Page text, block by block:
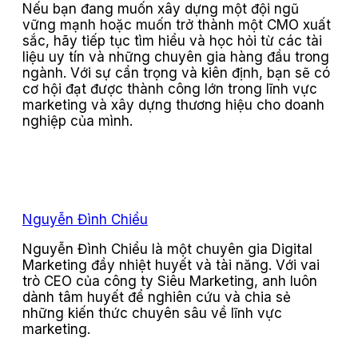
Nếu bạn đang muốn xây dựng một đội ngũ
vững mạnh hoặc muốn trở thành một CMO xuất
sắc, hãy tiếp tục tìm hiểu và học hỏi từ các tài
liệu uy tín và những chuyên gia hàng đầu trong
ngành. Với sự cẩn trọng và kiên định, bạn sẽ có
cơ hội đạt được thành công lớn trong lĩnh vực
marketing và xây dựng thương hiệu cho doanh
nghiệp của mình.
Nguyễn Đình Chiểu
Nguyễn Đình Chiểu là một chuyên gia Digital
Marketing đầy nhiệt huyết và tài năng. Với vai
trò CEO của công ty Siêu Marketing, anh luôn
dành tâm huyết để nghiên cứu và chia sẻ
những kiến thức chuyên sâu về lĩnh vực
marketing.